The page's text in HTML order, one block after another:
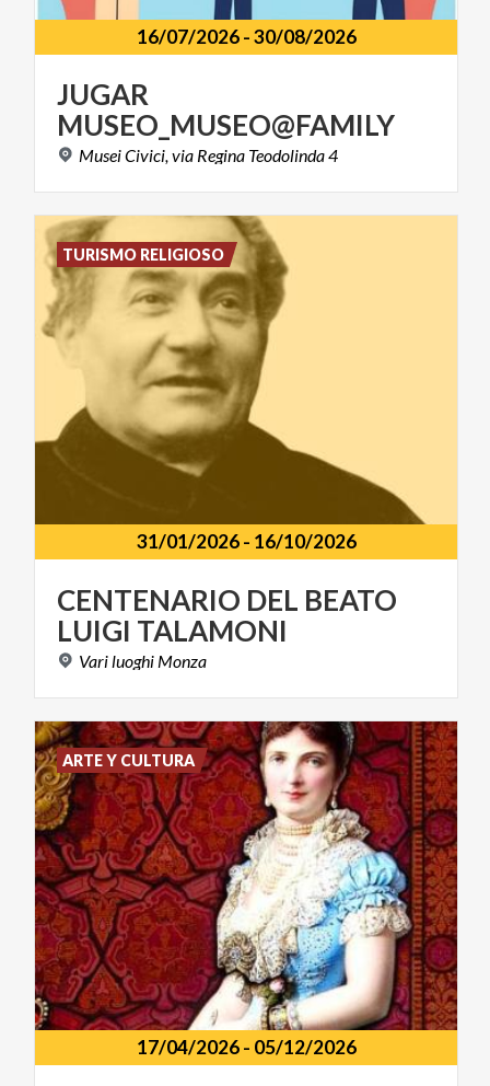
16/07/2026-30/08/2026
JUGAR
MUSEO_MUSEO@FAMILY
MuseiCivici,via Regina Teodolinda4
31/01/2026- 16/10/2026
CENTENARIO DEL BEATO
LUIGI TALAMONI
Vari luoghi Monza
TURISMO RELIGIOSO
17/04/2026- 05/12/2026
ARTE Y CULTURA